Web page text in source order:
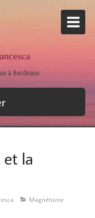
à Bordeaux
la
Magnétisme